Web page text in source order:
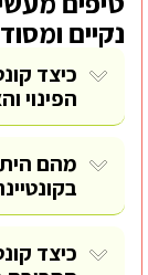
נקיים
כיצד
הפינוי
מהם
כיצד